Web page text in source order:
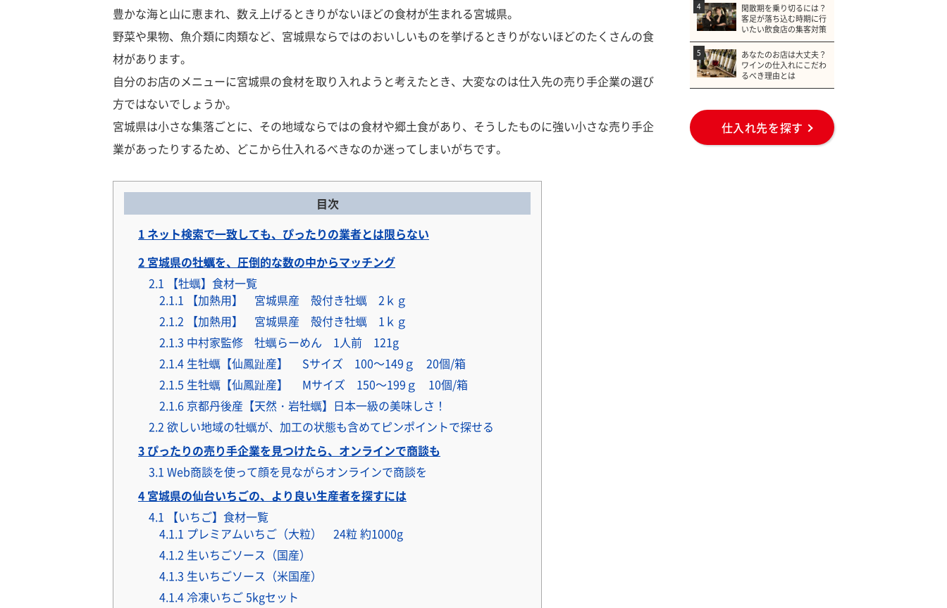
豊かな海と山に恵まれ、数え上げるときりがないほどの食材が生まれる宮城県。
野菜や果物、魚介類に肉類など、宮城県ならではのおいしいものを挙げるときりがないほどのたくさんの食
材があります。
自分のお店のメニューに宮城県の食材を取り入れようと考えたとき、大変なのは仕入先の売り手企業の選び
方ではないでしょうか。
宮城県は小さな集落ごとに、その地域ならではの食材や郷土食があり、そうしたものに強い小さな売り手企
業があったりするため、どこから仕入れるべきなのか迷ってしまいがちです。
目次
1 ネット検索で一致しても、ぴったりの業者とは限らない
2 宮城県の牡蠣を、圧倒的な数の中からマッチング
2.1
【牡蠣】食材一覧
2.1.1
【加熱用】 宮城県産 殻付き牡蠣 2ｋｇ
2.1.2 【加熱用】 宮城県産 殻付き牡蠣 1ｋｇ
2.1.3 中村家監修 牡蠣らーめん 1人前 121g
2.1.4 生牡蠣【仙鳳趾産】 Sサイズ 100～149ｇ 20個/箱
2.1.5 生牡蠣【仙鳳趾産】 Mサイズ 150～199ｇ 10個/箱
2.1.6 京都丹後産【天然・岩牡蠣】日本一級の美味しさ！
2.2 欲しい地域の牡蠣が、加工の状態も含めてピンポイントで探せる
3 ぴったりの売り手企業を見つけたら、オンラインで商談も
3.1 Web商談を使って顔を見ながらオンラインで商談を
4 宮城県の仙台いちごの、より良い生産者を探すには
4.1
【いちご】食材一覧
4.1.1 プレミアムいちご（大粒） 24粒 約1000g
4.1.2 生いちごソース（国産）
4.1.3 生いちごソース（米国産）
4.1.4 冷凍いちご 5kgセット
4
閑散期を乗り切るには？
客足が落ち込む時期に行
いたい飲食店の集客対策
5
あなたのお店は大丈夫？
ワインの仕入れにこだわ
るべき理由とは
仕入れ先を探す